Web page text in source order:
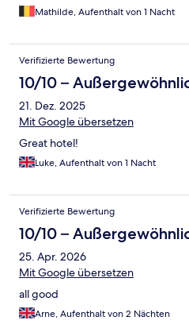
Mathilde, Aufenthalt von 1 Nacht
Verifizierte Bewertung
10/10 –
21. Dez. 2025
Mit Google übersetzen
Great hotel!
Luke, Aufenthalt von 1 Nacht
Verifizierte Bewertung
10/10 –
25. Apr. 2026
Mit Google übersetzen
all good
Arne, Aufenthalt von 2 Nächten